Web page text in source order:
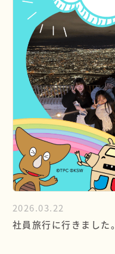
2026.03.22
社員旅行に行きました。